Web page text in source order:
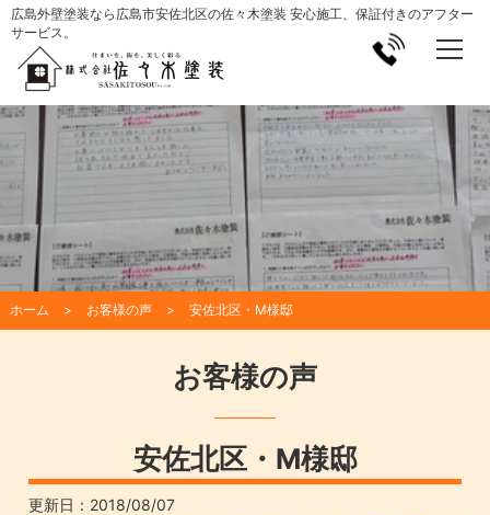
広島外壁塗装なら広島市安佐北区の佐々木塗装 安心施工、保証付きのアフター
サービス。
ホーム お客様の声 安佐北区・M様邸
お客様の声
安佐北区・M様邸
更新日： 2018/08/07